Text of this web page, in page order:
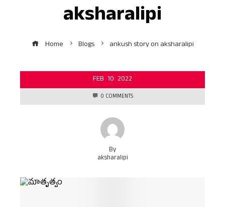
aksharalipi
Home Blogs ankush story on aksharalipi
FEB 10 2022
0 COMMENTS
By
aksharalipi